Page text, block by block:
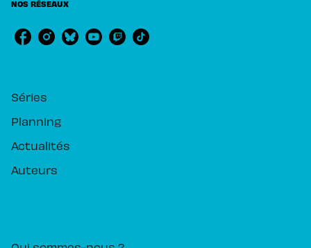
NOS RÉSEAUX
Séries
Planning
Actualités
Auteurs